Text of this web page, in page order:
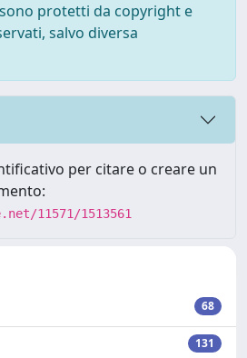
protetti da copyright e
salvo diversa
per citare o creare un
11571/1513561
68
131